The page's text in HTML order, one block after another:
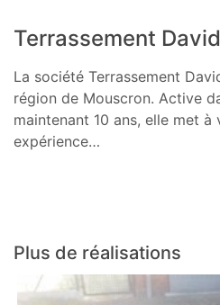
Terrassement David
La société Terrassement
région de Mouscron. Active
maintenant 10 ans, elle met
expérience…
Plus de réalisations